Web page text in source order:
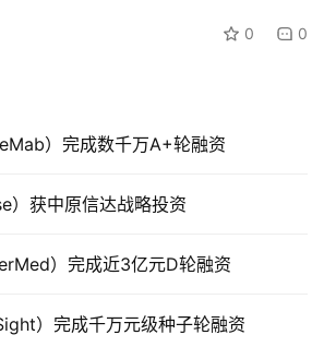
0 0
）完成数千万A+轮融资
）获中原信达战略投资
）完成近3亿元D轮融资
）完成千万元级种子轮融资